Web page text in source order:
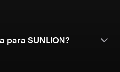
para SUNLION?